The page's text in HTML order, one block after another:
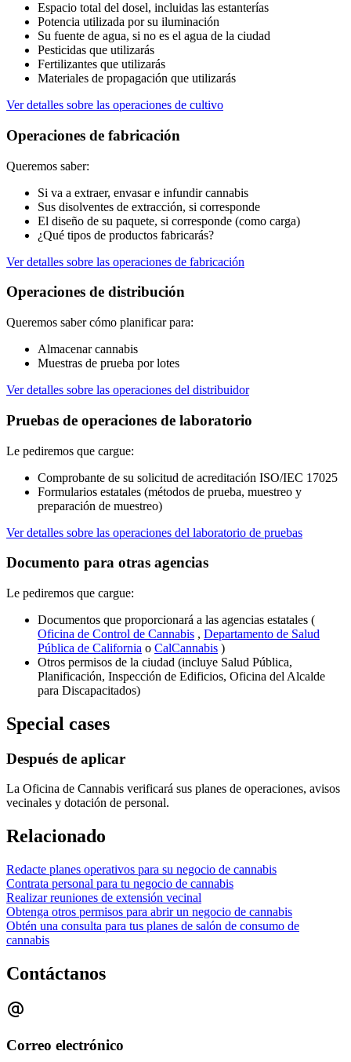
Espacio total del dosel, incluidas las estanterías
Potencia utilizada por su iluminación
Su fuente de agua, si no es el agua de la ciudad
Pesticidas que utilizarás
Fertilizantes que utilizarás
Materiales de propagación que utilizarás
Ver detalles sobre las operaciones de cultivo
Operaciones de fabricación
Queremos saber:
Si va a extraer, envasar e infundir cannabis
Sus disolventes de extracción, si corresponde
El diseño de su paquete, si corresponde (como carga)
¿Qué tipos de productos fabricarás?
Ver detalles sobre las operaciones de fabricación
Operaciones de distribución
Queremos saber cómo planificar para:
Almacenar cannabis
Muestras de prueba por lotes
Ver detalles sobre las operaciones del distribuidor
Pruebas de operaciones de laboratorio
Le pediremos que cargue:
Comprobante de su solicitud de acreditación ISO/IEC 17025
Formularios estatales (métodos de prueba, muestreo y
preparación de muestreo)
Ver detalles sobre las operaciones del laboratorio de pruebas
Documento para otras agencias
Le pediremos que cargue:
Documentos que proporcionará a las agencias estatales (
Oficina de Control de Cannabis , Departamento de Salud
Pública de California o CalCannabis )
Otros permisos de la ciudad (incluye Salud Pública,
Planificación, Inspección de Edificios, Oficina del Alcalde
para Discapacitados)
Special cases
Después de aplicar
La Oficina de Cannabis verificará sus planes de operaciones, avisos
vecinales y dotación de personal.
Relacionado
Redacte planes operativos para su negocio de cannabis
Contrata personal para tu negocio de cannabis
Realizar reuniones de extensión vecinal
Obtenga otros permisos para abrir un negocio de cannabis
Obtén una consulta para tus planes de salón de consumo de
cannabis
Contáctanos
Correo electrónico